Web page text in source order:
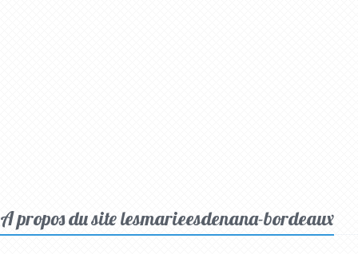
A propos du site lesmarieesdenana-bordeaux